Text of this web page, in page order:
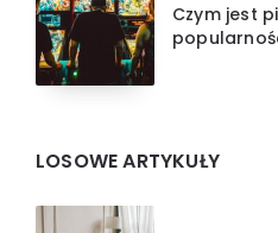
Czym jest
LOSOWE ARTYKUŁY